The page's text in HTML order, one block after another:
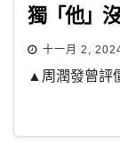
獨「他」
十一月 2,
▲周潤發曾評